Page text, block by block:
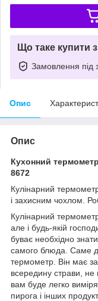
Що таке купити
Замовлення під
Опис
Опис
Кухонний
8672
Кулінарний
і захисним чохлом.
Кулінарний
але і будь-якій
буває необхідно
самого блюда. Саме
термометр. Він має
всередину страви,
вам буде легко
пирога і інших